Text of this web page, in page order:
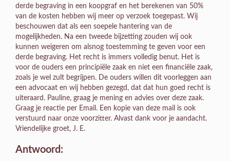
derde begraving in een koopgraf en het berekenen van 50%
van de kosten hebben wij meer op verzoek toegepast. Wij
beschouwen dat als een soepele hantering van de
mogelijkheden. Na een tweede bijzetting zouden wij ook
kunnen weigeren om alsnog toestemming te geven voor een
derde begraving. Het recht is immers volledig benut. Het is
voor de ouders een principiële zaak en niet een financiële zaak,
zoals je wel zult begrijpen. De ouders willen dit voorleggen aan
een advocaat en wij hebben gezegd, dat dat hun goed recht is
uiteraard. Pauline, graag je mening en advies over deze zaak.
Graag je reactie per Email. Een kopie van deze mail is ook
verstuurd naar onze voorzitter. Alvast dank voor je aandacht.
Vriendelijke groet, J. E.
Antwoord: